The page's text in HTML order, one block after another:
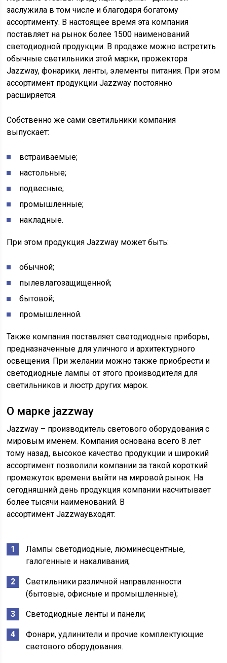
заслужила в том числе и благодаря богатому
ассортименту. В настоящее время эта компания
поставляет на рынок более 1500 наименований
светодиодной продукции. В продаже можно встретить
обычные светильники этой марки, прожектора
Jazzway, фонарики, ленты, элементы питания. При этом
ассортимент продукции Jazzway постоянно
расширяется.
Собственно же сами светильники компания
выпускает:
встраиваемые;
настольные;
подвесные;
промышленные;
накладные.
При этом продукция Jazzway может быть:
обычной;
пылевлагозащищенной;
бытовой;
промышленной.
Также компания поставляет светодиодные приборы,
предназначенные для уличного и архитектурного
освещения. При желании можно также приобрести и
светодиодные лампы от этого производителя для
светильников и люстр других марок.
О марке jazzway
Jazzway – производитель светового оборудования с
мировым именем. Компания основана всего 8 лет
тому назад, высокое качество продукции и широкий
ассортимент позволили компании за такой короткий
промежуток времени выйти на мировой рынок. На
сегодняшний день продукция компании насчитывает
более тысячи наименований. В
ассортимент Jazzwayвходят:
Лампы светодиодные, люминесцентные,
галогенные и накаливания;
Светильники различной направленности
(бытовые, офисные и промышленные);
Светодиодные ленты и панели;
Фонари, удлинители и прочие комплектующие
светового оборудования.